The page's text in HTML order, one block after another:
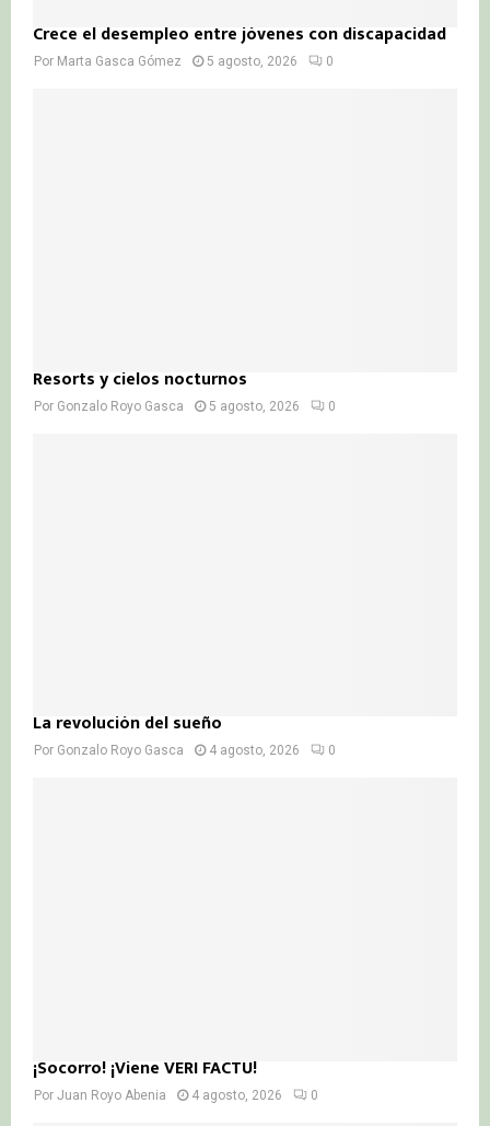
Crece el desempleo entre jóvenes con discapacidad
Por Marta Gasca Gómez 5 agosto, 2026 0
Resorts y cielos nocturnos
Por Gonzalo Royo Gasca 5 agosto, 2026 0
La revolución del sueño
Por Gonzalo Royo Gasca 4 agosto, 2026 0
¡Socorro! ¡Viene VERI FACTU!
Por Juan Royo Abenia 4 agosto, 2026 0